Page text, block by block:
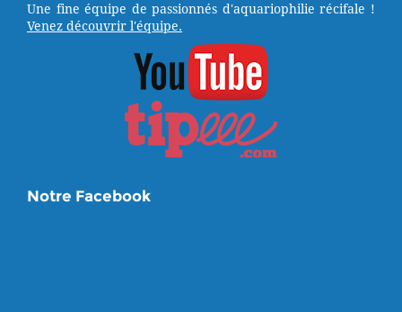
Une fine équipe de passionnés d'aquariophilie récifale !
Venez découvrir l'équipe.
Notre Facebook